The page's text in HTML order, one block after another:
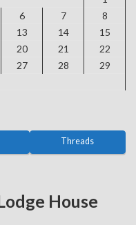
6 7
8
13 14
15
20 21
22
27 28
29
Threads
House